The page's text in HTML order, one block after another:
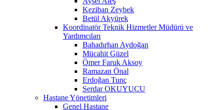
Keziban Zeybek
Betül Akyürek
Koordinatör Teknik Hizmetler Müdürü ve
Yardımcıları
Bahadırhan Aydoğan
Mücahit Güzel
Ömer Faruk Aksoy
Ramazan Önal
Erdoğan Tunç
Serdar OKUYUCU
Hastane Yönetimleri
Genel Hastane